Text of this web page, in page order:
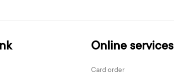
Online services
Card order